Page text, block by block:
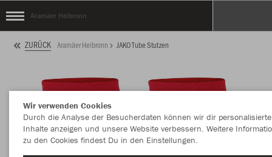
Aramäer Heibronn
ZURÜCK Aramäer Heibronn JAKO Tube Stutzen
Wir verwenden Cookies
Durch die Analyse der Besucherdaten können wir dir personalisierte
Inhalte anzeigen und unsere Website verbessern. Weitere
zu den Cookies findest Du in den Einstellungen.